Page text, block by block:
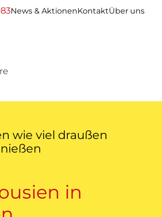
News & AktionenKontaktÜber uns
wie viel draußen
in